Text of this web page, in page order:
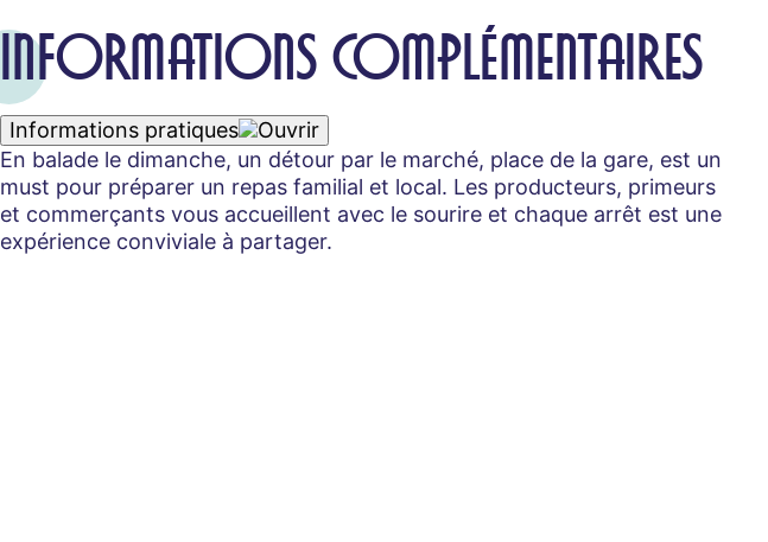
INFORMATIONS COMPLÉMENTAIRES
Informations pratiques
En balade le dimanche, un détour par le marché, place de la gare, est un
must pour préparer un repas familial et local. Les producteurs, primeurs
et commerçants vous accueillent avec le sourire et chaque arrêt est une
expérience conviviale à partager.